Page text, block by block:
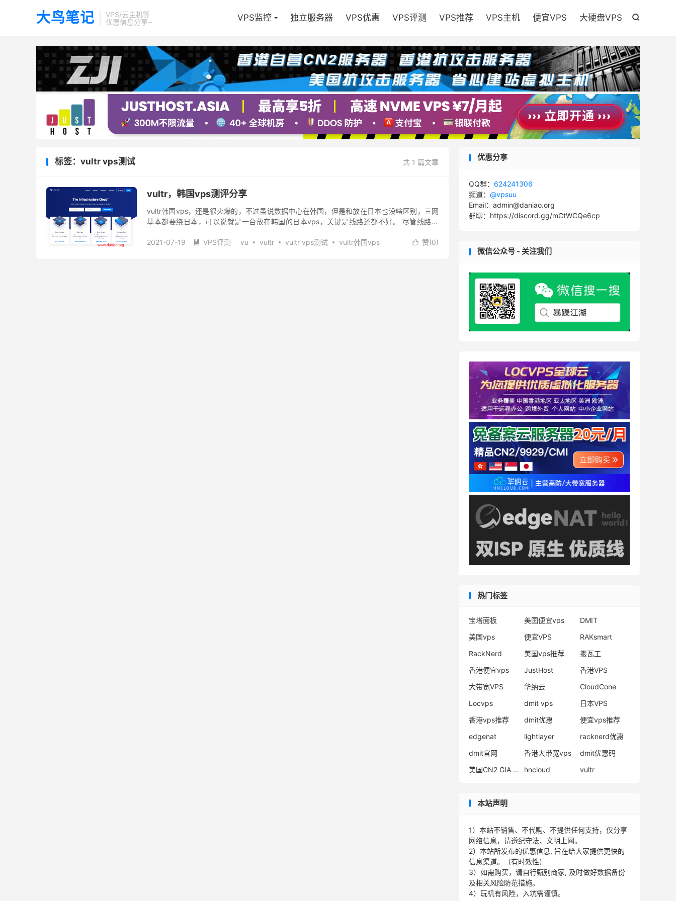
大鸟笔记
VPS/云主机等
优惠信息分享~

VPS监控 独立服务器 VPS优惠 VPS评测 VPS推荐 VPS主机 便宜VPS 大硬盘VPS
共 1 篇文章
标签：vultr vps测试
vultr，韩国vps测评分享
vultr韩国vps，还是很火爆的，不过虽说数据中心在韩国，但是和放在日本也没啥区别，三网
基本都要绕日本，可以说就是一台放在韩国的日本vps，关键是线路还都不好。 尽管线路垃
 赞(0)
2021-07-19  VPS评测 vu vultr vultr vps测试
vultr韩国vps
优惠分享
QQ群： 624241306
频道： @vpsuu
Email：admin@daniao.org
群聊：https://discord.gg/mCtWCQe6cp
微信公众号 - 关注我们
热门标签
宝塔面板 美国便宜vps
DMIT
美国vps
便宜VPS
RAKsmart
RackNerd
美国vps推荐
搬瓦工
香港便宜vps
JustHost
香港VPS
大带宽VPS
华纳云
CloudCone
Locvps
dmit vps
日本VPS
香港vps推荐
dmit优惠
便宜vps推荐
edgenat
lightlayer
racknerd优惠
dmit官网
香港大带宽vps
dmit优惠码
美国CN2 GIA VPS
hncloud vultr
本站声明
1）本站不销售、不代购、不提供任何支持，仅分享
网络信息，请遵纪守法、文明上网。
2）本站所发布的优惠信息, 旨在给大家提供更快的
信息渠道。（有时效性）
3）如需购买，请自行甄别商家, 及时做好数据备份
及相关风险防范措施。
4）玩机有风险，入坑需谨慎。